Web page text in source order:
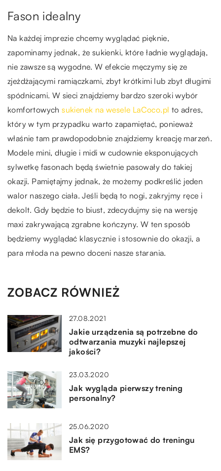
Fason idealny
Na każdej imprezie chcemy wyglądać pięknie,
zapominamy jednak, że sukienki, które ładnie wyglądają,
nie zawsze są wygodne. W efekcie męczymy się ze
zjeżdżającymi ramiączkami, zbyt krótkimi lub zbyt długimi
spódnicami. W sieci znajdziemy bardzo szeroki wybór
komfortowychsukienek na wesele LaCoco.pl to adres,
który w tym przypadku warto zapamiętać, ponieważ
właśnie tam prawdopodobnie znajdziemy kreację marzeń.
Modele mini, długie i midi w cudownie eksponujących
sylwetkę fasonach będą świetnie pasowały do takiej
okazji. Pamiętajmy jednak, że możemy podkreślić jeden
walor naszego ciała. Jeśli będą to nogi, zakryjmy ręce i
dekolt. Gdy będzie to biust, zdecydujmy się na wersję
maxi zakrywającą zgrabne kończyny. W ten sposób
będziemy wyglądać klasycznie i stosownie do okazji, a
para młoda na pewno doceni nasze starania.
ZOBACZ RÓWNIEŻ
27.08.2021
Jakie urządzenia są potrzebne do
odtwarzania muzyki najlepszej
jakości?
23.03.2020
Jak wygląda pierwszy trening
personalny?
25.06.2020
Jak się przygotować do treningu
EMS?